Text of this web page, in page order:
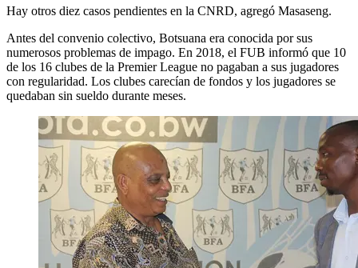
Hay otros diez casos pendientes en la CNRD, agregó Masaseng.
Antes del convenio colectivo, Botsuana era conocida por sus
numerosos problemas de impago. En 2018, el FUB informó que 10
de los 16 clubes de la Premier League no pagaban a sus jugadores
con regularidad. Los clubes carecían de fondos y los jugadores se
quedaban sin sueldo durante meses.